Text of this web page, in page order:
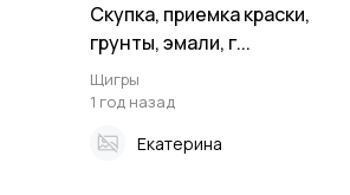
Скупка, приемка краски,
грунты, эмали, г...
Щигры
1 год назад
Екатерина